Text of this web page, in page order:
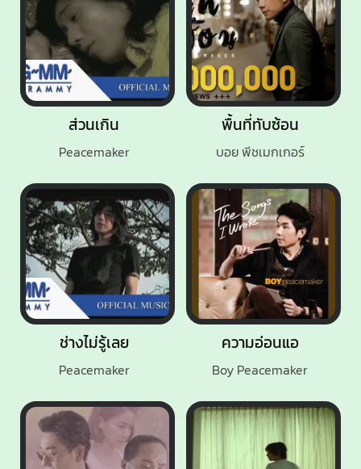
ส่วนเกิน
Peacemaker
พื้นที่ทับซ้อน
บอย พีชเมกเกอร์
ช่างไม่รู้เลย
Peacemaker
ความอ่อนแอ
Boy Peacemaker